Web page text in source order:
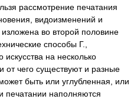
рассмотрение печатания
видоизменений и
во второй половине
способы Г.,
на несколько
от чего существуют и разные
быть или углубленная, или
печатании наполняются